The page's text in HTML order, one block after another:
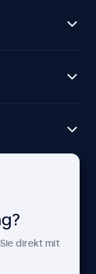
direkt mit